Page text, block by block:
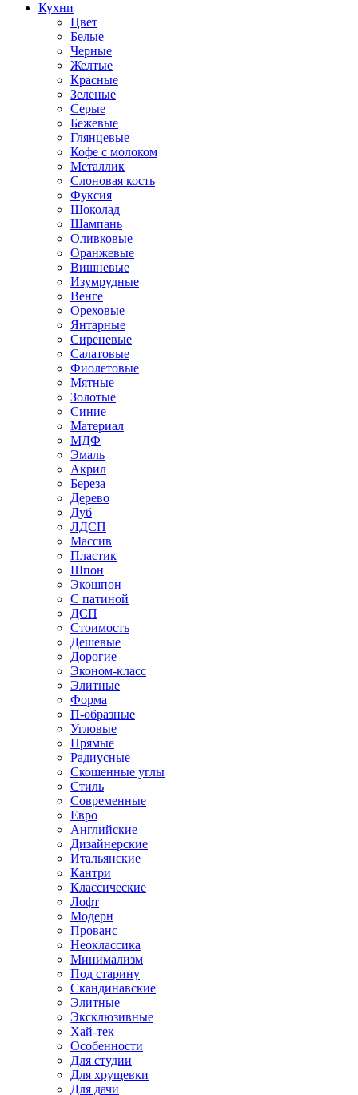
Кухни
Цвет
Белые
Черные
Желтые
Красные
Зеленые
Серые
Бежевые
Глянцевые
Кофе с молоком
Металлик
Слоновая кость
Фуксия
Шоколад
Шампань
Оливковые
Оранжевые
Вишневые
Изумрудные
Венге
Ореховые
Янтарные
Сиреневые
Салатовые
Фиолетовые
Мятные
Золотые
Синие
Материал
МДФ
Эмаль
Акрил
Береза
Дерево
Дуб
ЛДСП
Массив
Пластик
Шпон
Экошпон
С патиной
ДСП
Стоимость
Дешевые
Дорогие
Эконом-класс
Элитные
Форма
П-образные
Угловые
Прямые
Радиусные
Скошенные углы
Стиль
Современные
Евро
Английские
Дизайнерские
Итальянские
Кантри
Классические
Лофт
Модерн
Прованс
Неоклассика
Минимализм
Под старину
Скандинавские
Элитные
Эксклюзивные
Хай-тек
Особенности
Для студии
Для хрущевки
Для дачи